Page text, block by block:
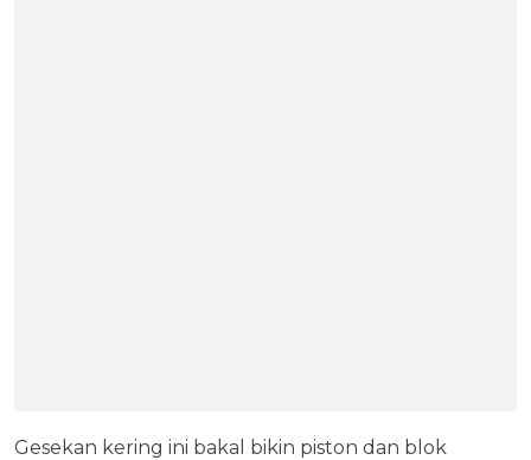
Gesekan kering ini bakal bikin piston dan blok